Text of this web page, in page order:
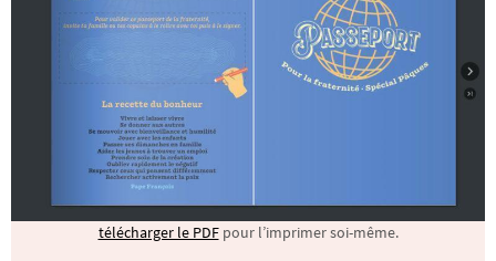
télécharger le PDFpour l’imprimer soi-même.